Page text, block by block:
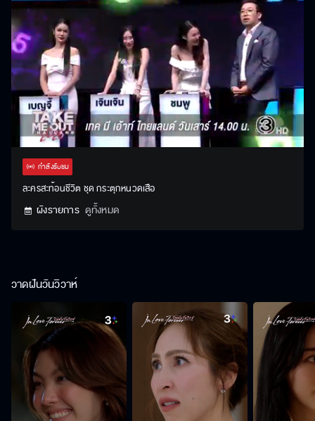
UnmuteStream Settings
กำลังรับชม
ละครสะท้อนชีวิต ชุด กระตุกหนวดเสือ
ผังรายการ ดูทั้งหมด
วาดฝันวันวิวาห์